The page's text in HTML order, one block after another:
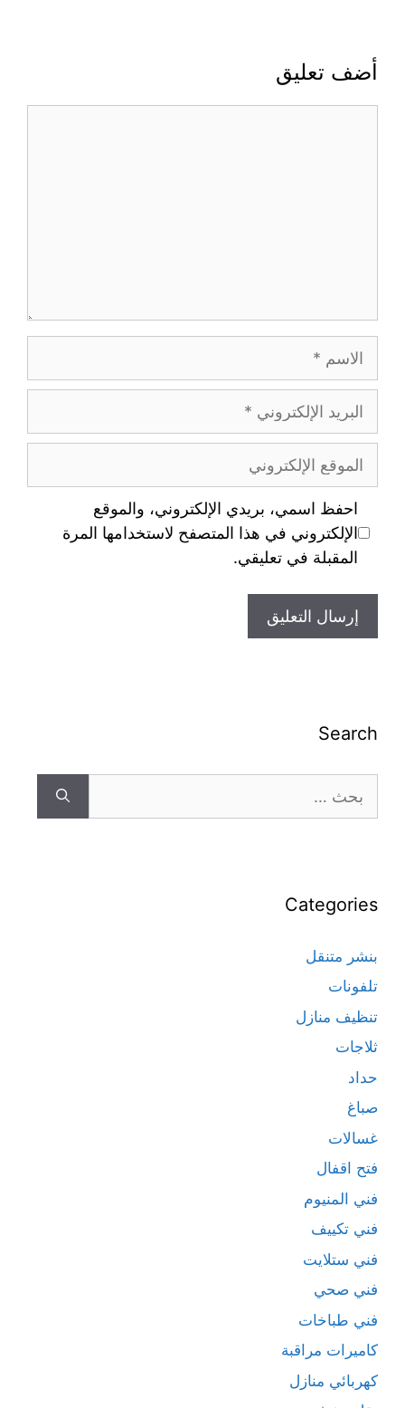
أضف تعليق
احفظ اسمي، بريدي الإلكتروني، والموقع
الإلكتروني في هذا المتصفح لاستخدامها المرة
المقبلة في تعليقي.
Search
Categories
بنشر متنقل
تلفونات
تنظيف منازل
ثلاجات
حداد
صباغ
غسالات
فتح اقفال
فني المنيوم
فني تكييف
فني ستلايت
فني صحي
فني طباخات
كاميرات مراقبة
كهربائي منازل